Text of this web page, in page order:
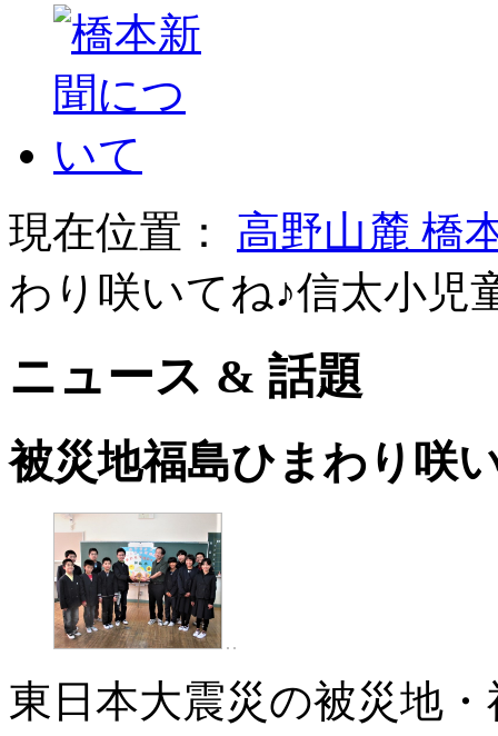
現在位置： 高野山麓 橋
わり咲いてね♪信太小児
ニュース & 話題
被災地福島ひまわり咲
東日本大震災の被災地